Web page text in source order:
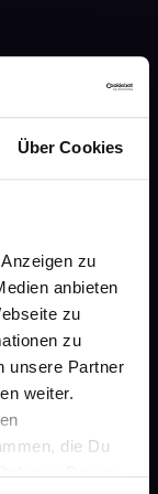
Über Cookies
zu
anbieten
zu
zu
unsere Partner
weiter.
die Du
Deiner